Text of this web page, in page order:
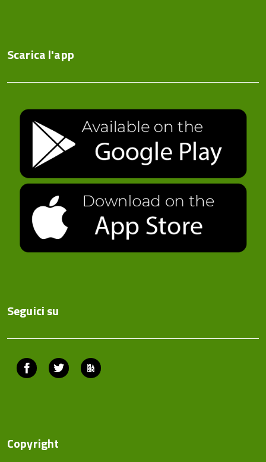
Scarica l'app
Seguici su
Facebook Twitter
Copyright